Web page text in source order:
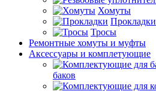
Хомуты
Прокладки
Тросы
Ремонтные хомуты и муфты
Аксессуары и комплетующие
баков